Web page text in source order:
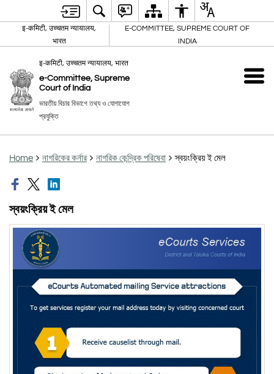
इ-कमिटी, उच्चतम न्यायालय,
भारत
E-COMMITTEE, SUPREME COURT OF
INDIA
इ-कमिटी, उच्चतम न्यायालय, भारत
e-Committee, Supreme
Court of India
ভারতীয় বিচার বিভাগে তথ্য ও যোগাযোগ
প্রযুক্তি
Home নাগরিকের কর্নার নাগরিক কেন্দ্রিক পরিষেবা স্বয়ংক্রিয় ই মেল
স্বয়ংক্রিয় ই মেল